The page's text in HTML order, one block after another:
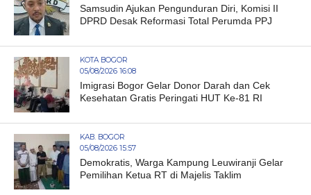
Samsudin Ajukan Pengunduran Diri, Komisi II
DPRD Desak Reformasi Total Perumda PPJ
KOTA BOGOR
05/08/2026 16:08
Imigrasi Bogor Gelar Donor Darah dan Cek
Kesehatan Gratis Peringati HUT Ke-81 RI
KAB. BOGOR
05/08/2026 15:57
Demokratis, Warga Kampung Leuwiranji Gelar
Pemilihan Ketua RT di Majelis Taklim